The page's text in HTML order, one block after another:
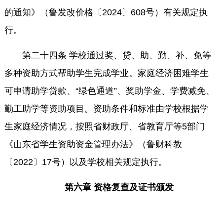
的通知》（鲁发改价格〔2024〕608号）有关规定执
行。
第二十四条 学校通过奖、贷、助、勤、补、免等
多种资助方式帮助学生完成学业。家庭经济困难学生
可申请助学贷款、“绿色通道”、奖助学金、学费减免、
勤工助学等资助项目。资助条件和标准由学校根据学
生家庭经济情况，按照省财政厅、省教育厅等5部门
《山东省学生资助资金管理办法》（鲁财科教
〔2022〕17号）以及学校相关规定执行。
第六章 资格复查及证书颁发